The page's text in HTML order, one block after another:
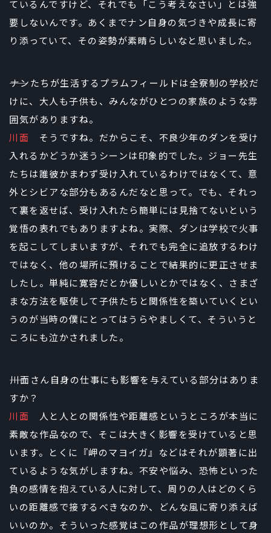
ているんですけど、それでも「こう考えなさい」とは強
要しないんです。あくまでナン自身の気づきや成長に寄
り添っていて、その姿勢が素晴らしいなと思いました。
――ナンたちが生活するプラムフィールドは全寮制の学校だ
けに、大人も子供も、みんながひとつの家族のような雰
囲気がありますね。
川面 そうですね。だからこそ、不良少年のダンを受け
入れるかどうか迷うシーンは印象的でした。ジョー先生
たちは誰彼かまわず受け入れているわけではなくて、意
外とシビアな部分もあるんだなと思って。でも、それっ
て裏を返せば、受け入れたら簡単には見捨てないという
覚悟の表れでもありますよね。実際、ダンは学校で火事
を起こしてしまいますが、それでも完全に追放するわけ
ではなく、他の場所に預けることで結果的に更正させま
したし。単純に寛容だとか優しいとかではなく、さまざ
まな方法を駆使して子供たちと関係性を築いていくとい
うのが当時の僕にとってはうらやましくて、そういうと
ころにも泣かされました。
――川面さん自身の仕事にも影響を与えている部分はありま
すか？
川面 人と人との関係性や距離感というところが本当に
素敵な作品なので、そこは大きく影響を受けていると思
います。とくに『岬のマヨイガ』などはそれが顕著に出
ているような気がしますね。不安や悩み、恐怖といった
負の感情を抱えている人に対して、周りの人はどのくら
いの距離感で接するべきなのか、どんな風に寄り添えば
いいのか。そういった感覚はこの作品が理想形として身